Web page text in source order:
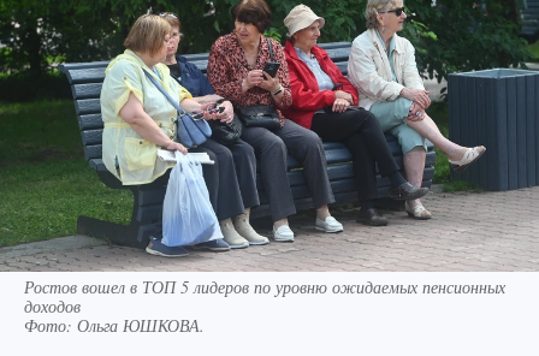
Ростов вошел в ТОП 5 лидеров по уровню ожидаемых пенсионных
доходов
Фото: Ольга ЮШКОВА.